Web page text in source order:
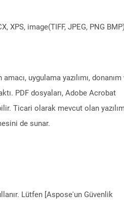
XPS, image(TIFF, JPEG, PNG
uygulama yazılımı,
PDF dosyaları, Adobe Acrobat
Ticari olarak mevcut olan yazılım
de sunar.
Lütfen [Aspose'un Güvenlik